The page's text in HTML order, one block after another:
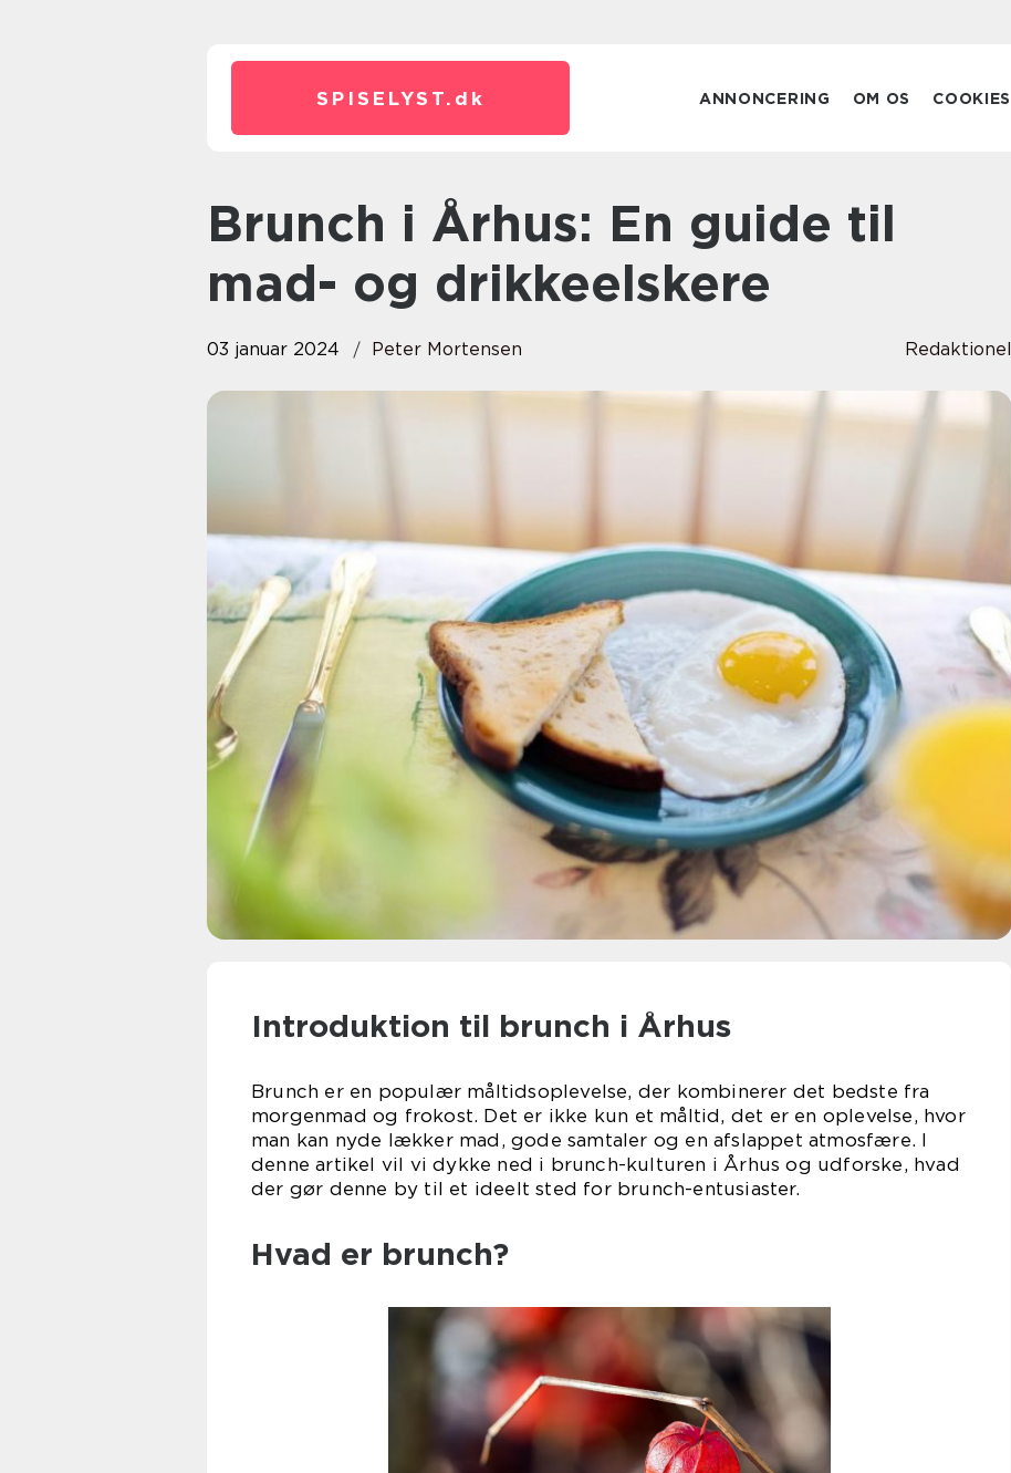
SPISELYST. dk ANNONCERING OM OS COOKIES
Brunch i Århus: En guide til
mad- og drikkeelskere
03 januar 2024 Peter Mortensen Redaktionel
Introduktion til brunch i Århus
Brunch er en populær måltidsoplevelse, der kombinerer det bedste fra
morgenmad og frokost. Det er ikke kun et måltid, det er en oplevelse, hvor
man kan nyde lækker mad, gode samtaler og en afslappet atmosfære. I
denne artikel vil vi dykke ned i brunch-kulturen i Århus og udforske, hvad
der gør denne by til et ideelt sted for brunch-entusiaster.
Hvad er brunch?